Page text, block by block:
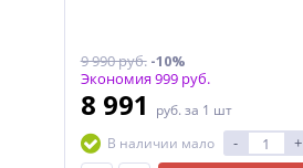
9 990 руб.-10%
Экономия 999 руб.
8 991 руб. за 1 шт
В наличии мало
- +